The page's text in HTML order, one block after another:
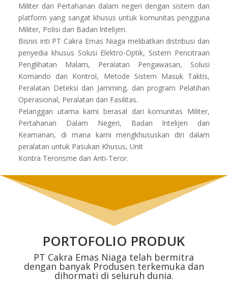
Militer dan Pertahanan dalam negeri dengan sistem dan
platform yang sangat khusus untuk komunitas pengguna
Militer, Polisi dan Badan lntelijen.
Bisnis inti PT Cakra Emas Niaga melibatkan distribusi dan
penyedia khusus Solusi Elektro-Optik, Sistem Pencitraan
Penglihatan Malam, Peralatan Pengawasan, Solusi
Komando dan Kontrol, Metode Sistem Masuk Taktis,
Peralatan Deteksi dan Jamming, dan program Pelatihan
Operasional, Peralatan dan Fasilitas.
Pelanggan utama kami berasal dari komunitas Militer,
Pertahanan Dalam Negeri, Badan lntelijen dan
Keamanan, di mana kami mengkhususkan diri dalam
peralatan untuk Pasukan Khusus, Unit
Kontra Terorisme dan Anti-Teror.
PORTOFOLIO PRODUK
PT Cakra Emas Niaga telah bermitra
dengan banyak Produsen terkemuka dan
dihormati di seluruh dunia.